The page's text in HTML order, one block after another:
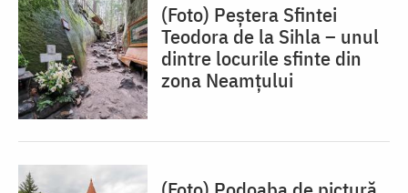
(Foto) Peștera Sfintei
Teodora de la Sihla – unul
dintre locurile sfinte din
zona Neamțului